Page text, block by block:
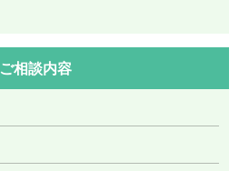
ご相談内容